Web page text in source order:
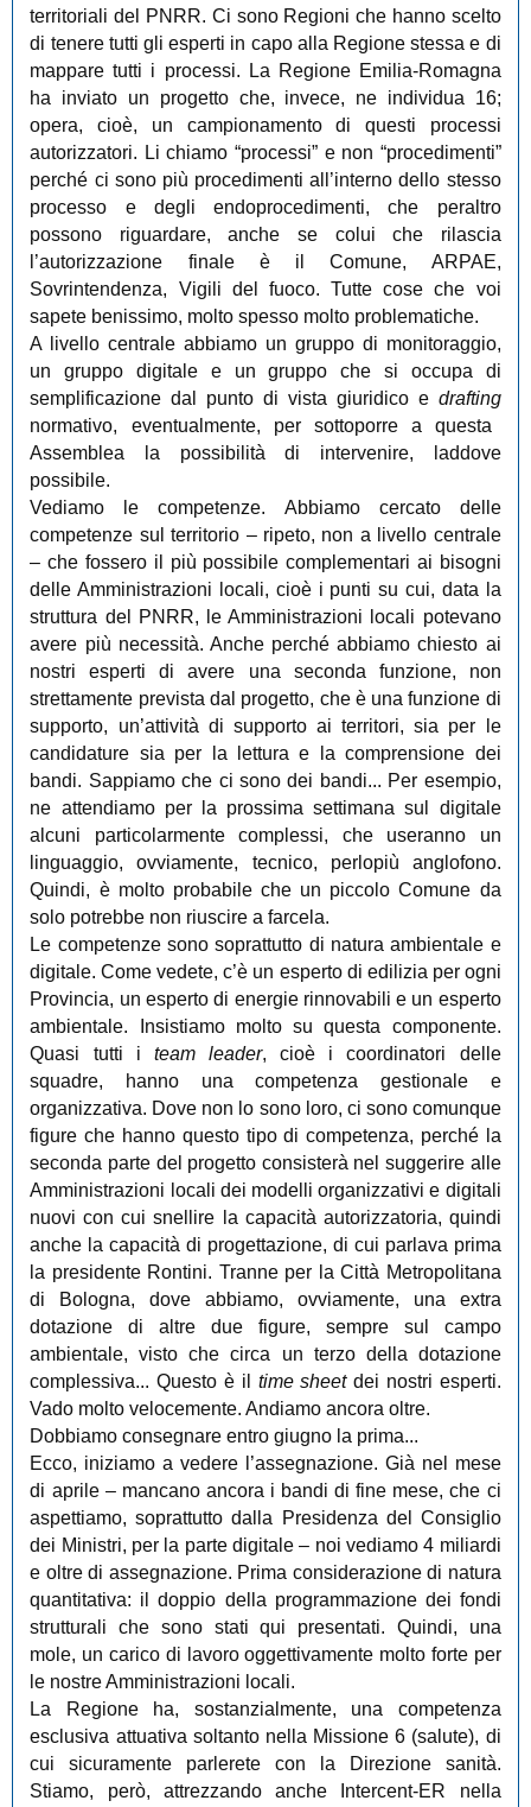
territoriali del PNRR. Ci sono Regioni che hanno scelto
di tenere tutti gli esperti in capo alla Regione stessa e di
mappare tutti i processi. La Regione Emilia-Romagna
ha inviato un progetto che, invece, ne individua 16;
opera, cioè, un campionamento di questi processi
autorizzatori. Li chiamo “processi” e non “procedimenti”
perché ci sono più procedimenti all’interno dello stesso
processo e degli endoprocedimenti, che peraltro
possono riguardare, anche se colui che rilascia
l’autorizzazione finale è il Comune, ARPAE,
Sovrintendenza, Vigili del fuoco. Tutte cose che voi
sapete benissimo, molto spesso molto problematiche.
A livello centrale abbiamo un gruppo di monitoraggio,
un gruppo digitale e un gruppo che si occupa di
semplificazione dal punto di vista giuridico e drafting
normativo, eventualmente, per sottoporre a questa
Assemblea la possibilità di intervenire, laddove
possibile.
Vediamo le competenze. Abbiamo cercato delle
competenze sul territorio ‒ ripeto, non a livello centrale
‒ che fossero il più possibile complementari ai bisogni
delle Amministrazioni locali, cioè i punti su cui, data la
struttura del PNRR, le Amministrazioni locali potevano
avere più necessità. Anche perché abbiamo chiesto ai
nostri esperti di avere una seconda funzione, non
strettamente prevista dal progetto, che è una funzione di
supporto, un’attività di supporto ai territori, sia per le
candidature sia per la lettura e la comprensione dei
bandi. Sappiamo che ci sono dei bandi... Per esempio,
ne attendiamo per la prossima settimana sul digitale
alcuni particolarmente complessi, che useranno un
linguaggio, ovviamente, tecnico, perlopiù anglofono.
Quindi, è molto probabile che un piccolo Comune da
solo potrebbe non riuscire a farcela.
Le competenze sono soprattutto di natura ambientale e
digitale. Come vedete, c’è un esperto di edilizia per ogni
Provincia, un esperto di energie rinnovabili e un esperto
ambientale. Insistiamo molto su questa componente.
Quasi tutti i team leader, cioè i coordinatori delle
squadre, hanno una competenza gestionale e
organizzativa. Dove non lo sono loro, ci sono comunque
figure che hanno questo tipo di competenza, perché la
seconda parte del progetto consisterà nel suggerire alle
Amministrazioni locali dei modelli organizzativi e digitali
nuovi con cui snellire la capacità autorizzatoria, quindi
anche la capacità di progettazione, di cui parlava prima
la presidente Rontini. Tranne per la Città Metropolitana
di Bologna, dove abbiamo, ovviamente, una extra
dotazione di altre due figure, sempre sul campo
ambientale, visto che circa un terzo della dotazione
complessiva... Questo è il time sheetdei nostri esperti.
Vado molto velocemente. Andiamo ancora oltre.
Dobbiamo consegnare entro giugno la prima...
Ecco, iniziamo a vedere l’assegnazione. Già nel mese
di aprile ‒ mancano ancora i bandi di fine mese, che ci
aspettiamo, soprattutto dalla Presidenza del Consiglio
dei Ministri, per la parte digitale ‒ noi vediamo 4 miliardi
e oltre di assegnazione. Prima considerazione di natura
quantitativa: il doppio della programmazione dei fondi
strutturali che sono stati qui presentati. Quindi, una
mole, un carico di lavoro oggettivamente molto forte per
le nostre Amministrazioni locali.
La Regione ha, sostanzialmente, una competenza
esclusiva attuativa soltanto nella Missione 6 (salute), di
cui sicuramente parlerete con la Direzione sanità.
Stiamo, però, attrezzando anche Intercent-ER nella